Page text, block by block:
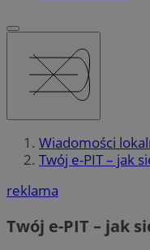
Wiadomości
Twój e-PIT – jak
reklama
Twój e-PIT – jak